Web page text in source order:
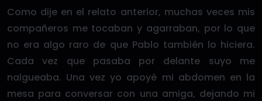
Como dije en el relato anterior, muchas veces mis
compañeros me tocaban y agarraban, por lo que
no era algo raro de que Pablo también lo hiciera.
Cada vez que pasaba por delante suyo me
nalgueaba. Una vez yo apoyé mi abdomen en la
mesa para conversar con una amiga, dejando mi